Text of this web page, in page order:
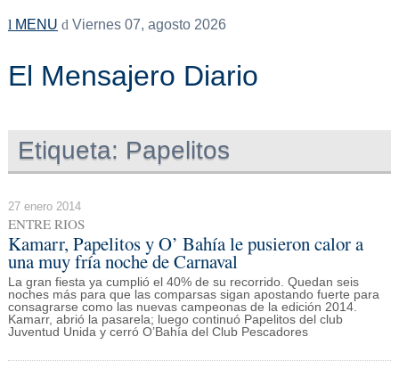
MENU Viernes 07, agosto 2026
El Mensajero Diario
Etiqueta: Papelitos
27 enero 2014
ENTRE RIOS
Kamarr, Papelitos y O’ Bahía le pusieron calor a
una muy fría noche de Carnaval
La gran fiesta ya cumplió el 40% de su recorrido. Quedan seis
noches más para que las comparsas sigan apostando fuerte para
consagrarse como las nuevas campeonas de la edición 2014.
Kamarr, abrió la pasarela; luego continuó Papelitos del club
Juventud Unida y cerró O’Bahía del Club Pescadores